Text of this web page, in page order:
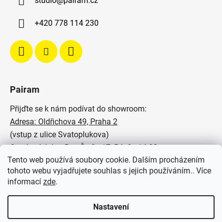
Tento web používá soubory cookie. Dalším procházením
tohoto webu vyjadřujete souhlas s jejich používáním.. Více
informací zde.
Nastavení
+420 778 114 230
Pairam
Přijďte se k nám podívat do showroom:
Adresa: Oldřichova 49, Praha 2
(vstup z ulice Svatoplukova)
Otevírací doba: Po - Čt: 9 - 17, Pá: 9 - 14:30
Podívejte se na naše realizace:
SVĚTELNÉ STUDIO PAIRAM